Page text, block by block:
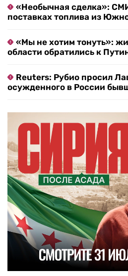
«Необычная сделка»:
поставках топлива из
«Мы не хотим тонуть»:
области обратились к
Reuters: Рубио просил
осужденного в России